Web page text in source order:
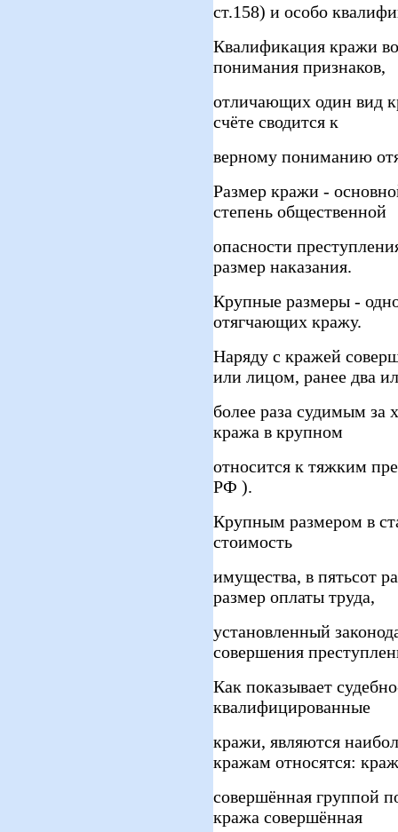
ст.158) и особо
Квалификация кражи
понимания признаков,
отличающих один вид
счёте сводится к
верному пониманию
Размер кражи -
степень общественной
опасности
размер наказания.
Крупные размеры -
отягчающих кражу.
Наряду с кражей
или лицом, ранее два
более раза судимым за
кража в крупном
относится к тяжким
РФ ).
Крупным размером в
стоимость
имущества, в пятьсот
размер оплаты труда,
установленный
совершения
Как показывает
квалифицированные
кражи, являются
кражам относятся:
совершённая группой
кража совершённая